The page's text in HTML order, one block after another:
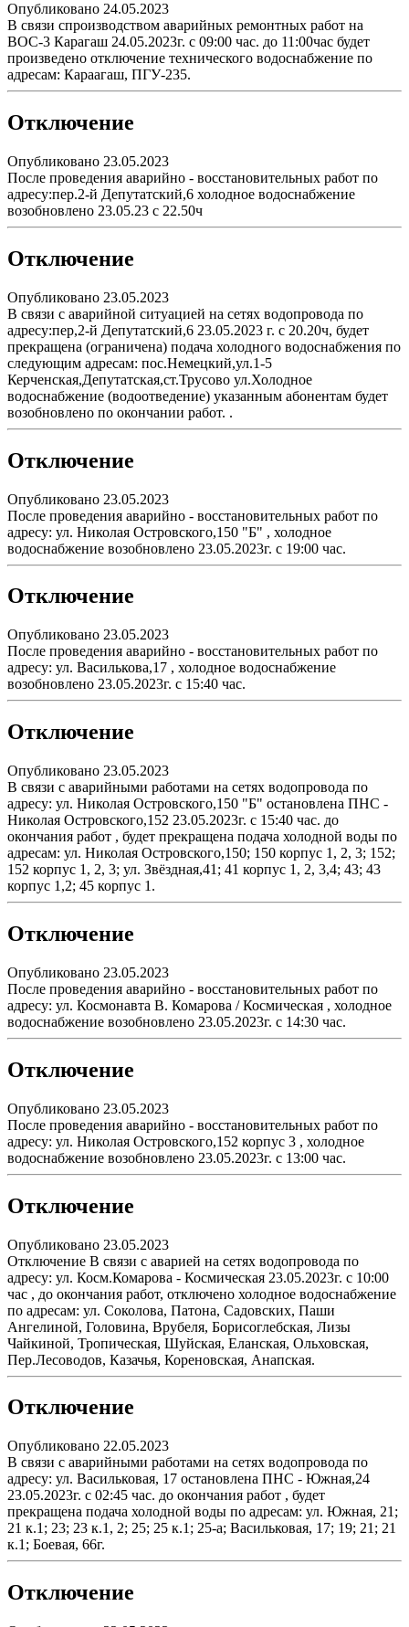
Опубликовано 24.05.2023
В связи спроизводством аварийных ремонтных работ на
ВОС-3 Карагаш 24.05.2023г. с 09:00 час. до 11:00час будет
произведено отключение технического водоснабжение по
адресам: Караагаш, ПГУ-235.
Отключение
Опубликовано 23.05.2023
После проведения аварийно - восстановительных работ по
адресу:пер.2-й Депутатский,6 холодное водоснабжение
возобновлено 23.05.23 с 22.50ч
Отключение
Опубликовано 23.05.2023
В связи с аварийной ситуацией на сетях водопровода по
адресу:пер,2-й Депутатский,6 23.05.2023 г. с 20.20ч, будет
прекращена (ограничена) подача холодного водоснабжения по
следующим адресам: пос.Немецкий,ул.1-5
Керченская,Депутатская,ст.Трусово ул.Холодное
водоснабжение (водоотведение) указанным абонентам будет
возобновлено по окончании работ. .
Отключение
Опубликовано 23.05.2023
После проведения аварийно - восстановительных работ по
адресу: ул. Николая Островского,150 "Б" , холодное
водоснабжение возобновлено 23.05.2023г. с 19:00 час.
Отключение
Опубликовано 23.05.2023
После проведения аварийно - восстановительных работ по
адресу: ул. Василькова,17 , холодное водоснабжение
возобновлено 23.05.2023г. с 15:40 час.
Отключение
Опубликовано 23.05.2023
В связи с аварийными работами на сетях водопровода по
адресу: ул. Николая Островского,150 "Б" остановлена ПНС -
Николая Островского,152 23.05.2023г. с 15:40 час. до
окончания работ , будет прекращена подача холодной воды по
адресам: ул. Николая Островского,150; 150 корпус 1, 2, 3; 152;
152 корпус 1, 2, 3; ул. Звёздная,41; 41 корпус 1, 2, 3,4; 43; 43
корпус 1,2; 45 корпус 1.
Отключение
Опубликовано 23.05.2023
После проведения аварийно - восстановительных работ по
адресу: ул. Космонавта В. Комарова / Космическая , холодное
водоснабжение возобновлено 23.05.2023г. с 14:30 час.
Отключение
Опубликовано 23.05.2023
После проведения аварийно - восстановительных работ по
адресу: ул. Николая Островского,152 корпус 3 , холодное
водоснабжение возобновлено 23.05.2023г. с 13:00 час.
Отключение
Опубликовано 23.05.2023
Отключение В связи с аварией на сетях водопровода по
адресу: ул. Косм.Комарова - Космическая 23.05.2023г. с 10:00
час , до окончания работ, отключено холодное водоснабжение
по адресам: ул. Соколова, Патона, Садовских, Паши
Ангелиной, Головина, Врубеля, Борисоглебская, Лизы
Чайкиной, Тропическая, Шуйская, Еланская, Ольховская,
Пер.Лесоводов, Казачья, Кореновская, Анапская.
Отключение
Опубликовано 22.05.2023
В связи с аварийными работами на сетях водопровода по
адресу: ул. Васильковая, 17 остановлена ПНС - Южная,24
23.05.2023г. с 02:45 час. до окончания работ , будет
прекращена подача холодной воды по адресам: ул. Южная, 21;
21 к.1; 23; 23 к.1, 2; 25; 25 к.1; 25-а; Васильковая, 17; 19; 21; 21
к.1; Боевая, 66г.
Отключение